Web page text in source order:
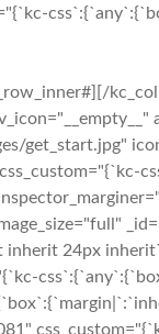
get_start.jpg"
24px